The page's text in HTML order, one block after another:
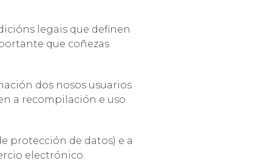
legais que definen
que coñezas
dos nosos usuarios
a recompilación e uso
protección de datos) e a
electrónico.